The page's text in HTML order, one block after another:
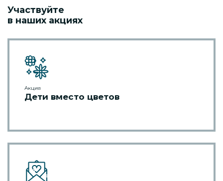
Участвуйте
в наших акциях
Акция
Дети вместо цветов